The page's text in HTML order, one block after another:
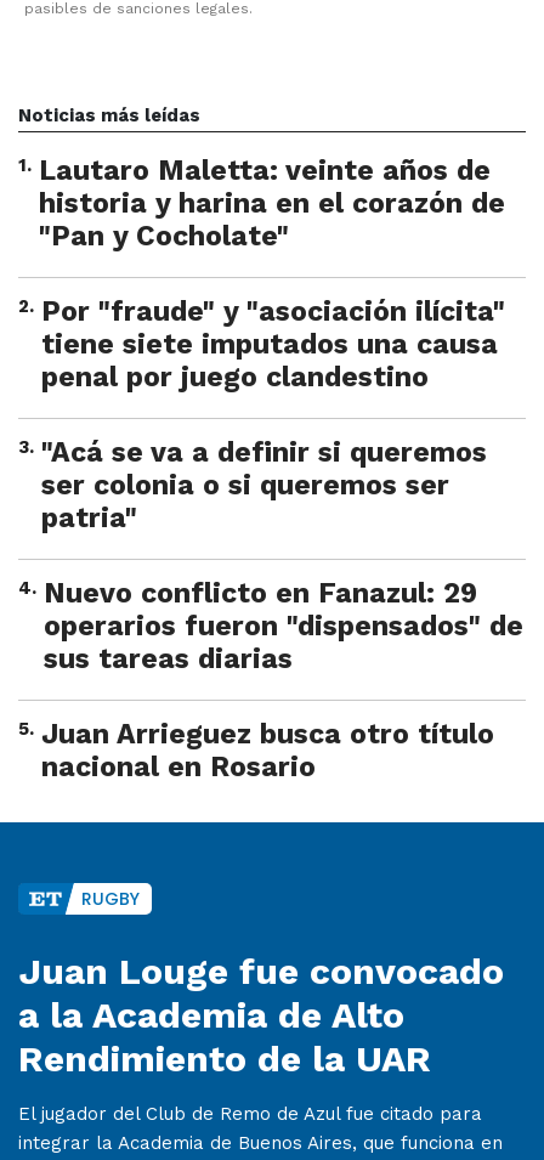
pasibles de sanciones legales.
Noticias más leídas
1. Lautaro Maletta: veinte años de
historia y harina en el corazón de
"Pan y Cocholate"
2. Por "fraude" y "asociación ilícita"
tiene siete imputados una causa
penal por juego clandestino
3. "Acá se va a definir si queremos
ser colonia o si queremos ser
patria"
4. Nuevo conflicto en Fanazul: 29
operarios fueron "dispensados" de
sus tareas diarias
5. Juan Arrieguez busca otro título
nacional en Rosario
RUGBY
Juan Louge fue convocado
a la Academia de Alto
Rendimiento de la UAR
El jugador del Club de Remo de Azul fue citado para
integrar la Academia de Buenos Aires, que funciona en